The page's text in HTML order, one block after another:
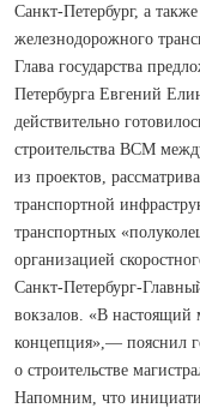
Санкт-Петербург, а
железнодорожного
Глава государства
Петербурга Евгений
действительно
строительства ВСМ
из проектов,
транспортной
транспортных
организацией
Санкт-Петербург-
вокзалов. «В настоящий
концепция»,— пояснил
о строительстве
Напомним, что